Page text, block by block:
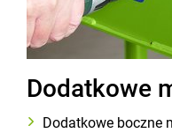
Dodatkowe
Dodatkowe boczne